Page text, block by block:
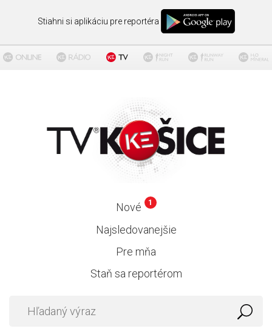
Stiahni si aplikáciu pre reportéra
Nové 1
Najsledovanejšie
Pre mňa
Staň sa reportérom